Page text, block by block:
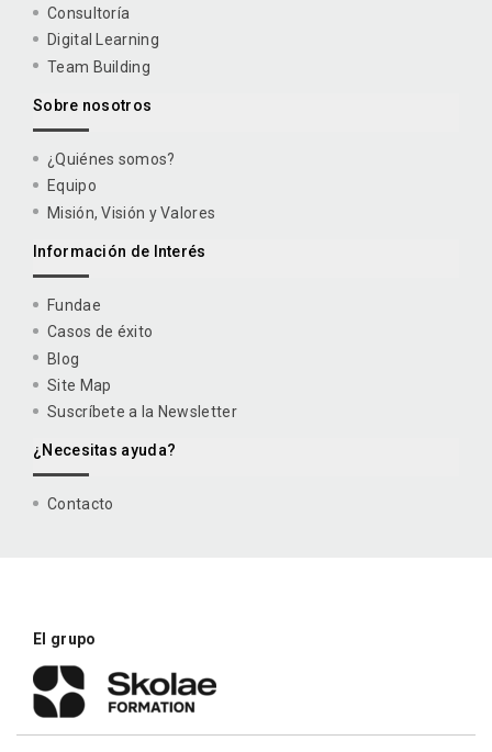
Consultoría
Digital Learning
Team Building
Sobre nosotros
¿Quiénes somos?
Equipo
Misión, Visión y Valores
Información de Interés
Fundae
Casos de éxito
Blog
Site Map
Suscríbete a la Newsletter
¿Necesitas ayuda?
Contacto
El grupo